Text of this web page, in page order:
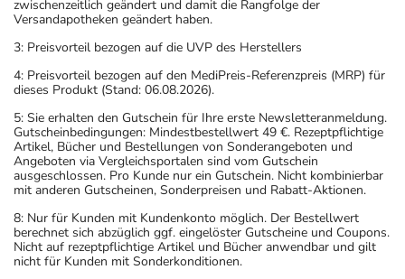
Die Anwendungsdauer richtet sich nach Art der
Beschwerde und/oder Dauer der Erkrankung und wird
deshalb nur von Ihrem Arzt bestimmt.
Überdosierung?
Bei einer Überdosierung kann es unter anderem zu
Verwirrtheit, niedrigem Blutdruck und Koma kommen.
Setzen Sie sich bei dem Verdacht auf eine Überdosierung
umgehend mit einem Arzt in Verbindung.
Einnahme vergessen?
Setzen Sie die Einnahme zum nächsten vorgeschriebenen
Zeitpunkt ganz normal (also nicht mit der doppelten
zwischenzeitlich geändert und damit die Rangfolge der
Versandapotheken geändert haben.
3: Preisvorteil bezogen auf die UVP des Herstellers
4: Preisvorteil bezogen auf den MediPreis-Referenzpreis (MRP) für
dieses Produkt (Stand: 06.08.2026).
5: Sie erhalten den Gutschein für Ihre erste Newsletteranmeldung.
Gutscheinbedingungen: Mindestbestellwert 49 €. Rezeptpflichtige
Artikel, Bücher und Bestellungen von Sonderangeboten und
Angeboten via Vergleichsportalen sind vom Gutschein
ausgeschlossen. Pro Kunde nur ein Gutschein. Nicht kombinierbar
mit anderen Gutscheinen, Sonderpreisen und Rabatt-Aktionen.
8: Nur für Kunden mit Kundenkonto möglich. Der Bestellwert
berechnet sich abzüglich ggf. eingelöster Gutscheine und Coupons.
Nicht auf rezeptpflichtige Artikel und Bücher anwendbar und gilt
nicht für Kunden mit Sonderkonditionen.